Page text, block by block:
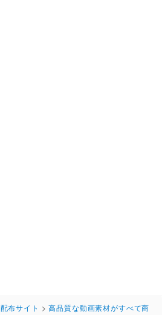
配布サイト >高品質な動画素材がすべて商